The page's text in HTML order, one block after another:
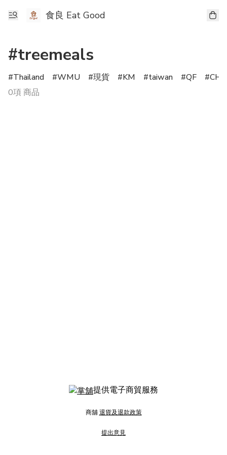
食良 Eat Good
#treemeals
Thailand WMU 現貨 KM taiwan QF
CHS
0項 商品
提供電子商貿服務
商舖退貨及退款政策
提出意見